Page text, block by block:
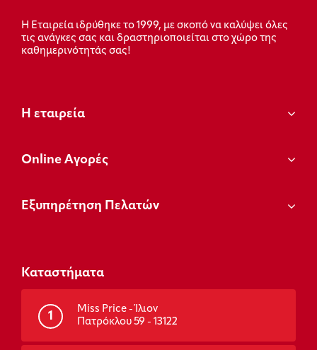
Η Εταιρεία ιδρύθηκε το 1999, με σκοπό να καλύψει όλες
τις ανάγκες σας και δραστηριοποιείται στο χώρο της
καθημερινότητάς σας!
Η εταιρεία
Οnline Αγορές
Εξυπηρέτηση Πελατών
Καταστήματα
1
Miss Price - Ίλιον
Πατρόκλου 59 - 13122